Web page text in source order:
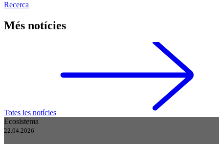
Recerca
Més notícies
Totes les notícies
Ecosistema
22.04.2026